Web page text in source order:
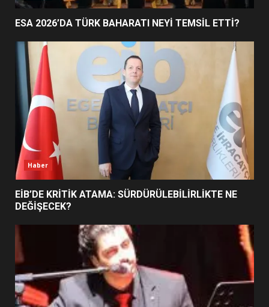
5
UZATILDI: NE DEĞİŞTİ?
6
BURHANİYE SATRANÇ
TURNUVASI KAYITLARI NEYİ
DEĞİŞTİRİYOR?
BURHANİYE BELEDİYESPOR’DA
YENİ YÖNETİM NASIL
ESA 2026’DA TÜRK BAHARATI NEYİ TEMSİL ETTİ?
Haber
EİB’DE KRİTİK ATAMA: SÜRDÜRÜLEBİLİRLİKTE NE
DEĞİŞECEK?